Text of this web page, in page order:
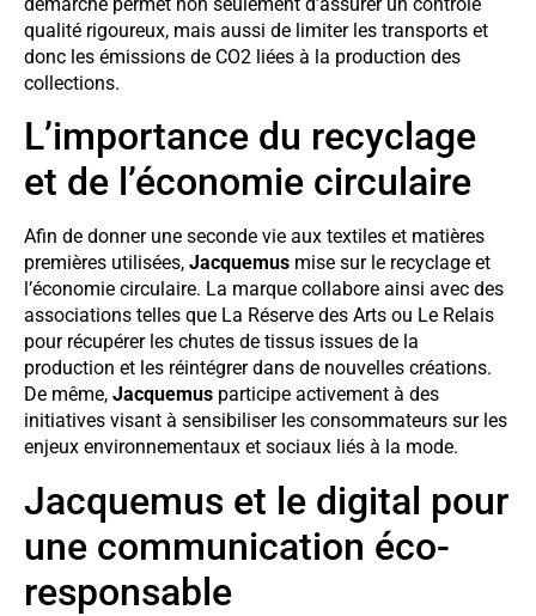
qualité rigoureux, mais aussi de limiter les transports et
donc les émissions de CO2 liées à la production des
collections.
L’importance du recyclage
et de l’économie circulaire
Afin de donner une seconde vie aux textiles et matières
premières utilisées, Jacquemus mise sur le recyclage et
l’économie circulaire. La marque collabore ainsi avec des
associations telles que La Réserve des Arts ou Le Relais
pour récupérer les chutes de tissus issues de la
production et les réintégrer dans de nouvelles créations.
De même, Jacquemus participe activement à des
initiatives visant à sensibiliser les consommateurs sur les
enjeux environnementaux et sociaux liés à la mode.
Jacquemus et le digital pour
une communication éco-
responsable